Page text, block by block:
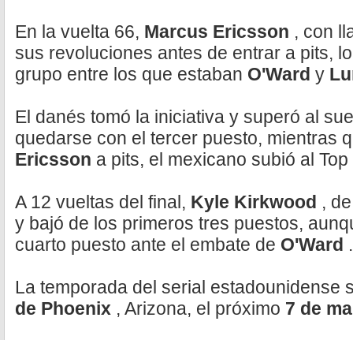
En la vuelta 66, Marcus Ericsson , con
sus revoluciones antes de entrar a pits,
grupo entre los que estaban O'Ward y
El danés tomó la iniciativa y superó al
quedarse con el tercer puesto, mientras
Ericsson a pits, el mexicano subió al
A 12 vueltas del final, Kyle Kirkwood ,
y bajó de los primeros tres puestos,
cuarto puesto ante el embate de O'Ward .
La temporada del serial estadounidense
de Phoenix , Arizona, el próximo 7 de